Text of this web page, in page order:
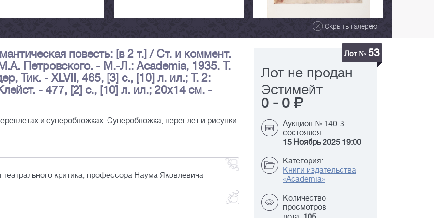
Скрыть галерею
повесть: [в 2 т.] / Ст. и коммент.
Петровского. - М.-Л.: Academia, 1935. Т.
Тик. - XLVII, 465, [3] c., [10] л. ил.; Т. 2:
- 477, [2] c., [10] л. ил.; 20х14 см. -
и суперобложках. Суперобложка, переплет и рисунки
критика, профессора Наума Яковлевича
Лот № 53
Лот не продан
Эстимейт
0 - 0
Аукцион № 140-3
состоялся:
15 Ноябрь 2025 19:00
Категория:
Книги издательства
«Academia»
Количество
просмотров